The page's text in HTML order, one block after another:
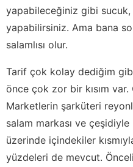
yapabileceğiniz gibi
yapabilirsiniz. Ama bana
salamlısı olur.
Tarif çok kolay dediğim
önce çok zor bir kısım
Marketlerin şarküteri
salam markası ve çeşidiyle
üzerinde içindekiler
yüzdeleri de mevcut.